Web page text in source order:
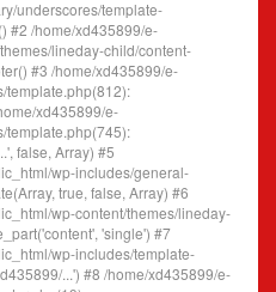
underscores/template-
#2 /home/xd435899/e-
lineday-child/content-
#3 /home/xd435899/e-
template.php(812):
xd435899/e-
template.php(745):
false, Array) #5
wp-includes/general-
true, false, Array) #6
wp-content/themes/lineday-
'single') #7
wp-includes/template-
...') #8 /home/xd435899/e-